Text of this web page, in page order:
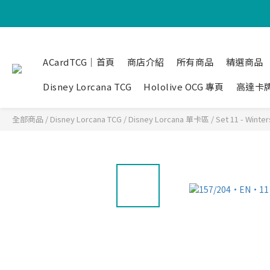
ACardTCG｜首頁 商店介紹 所有商品
精選商品
Disney Lorcana TCG
Hololive OCG 專頁 高達卡
全部商品 / Disney Lorcana TCG / Disney Lorcana 單卡區 /Set 11 -